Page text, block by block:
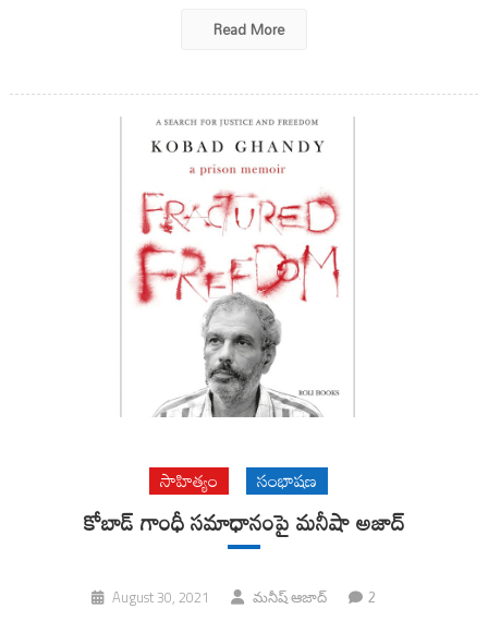
Read More
సాహిత్యం సంభాషణ
కోబాడ్ గాంధీ సమాధానంపై మ‌నీషా అజాద్‌
August 30, 2021 మనీష్ ఆజాద్ 2